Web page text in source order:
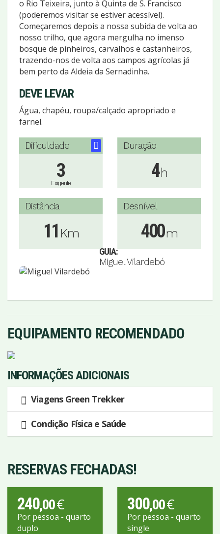
o Rio Teixeira, junto à Quinta de S. Francisco
(poderemos visitar se estiver acessível).
Começaremos depois a nossa subida de volta ao
nosso trilho, que agora mergulha no imenso
bosque de pinheiros, carvalhos e castanheiros,
trazendo-nos de volta aos campos agrícolas já
bem perto da Aldeia da Sernadinha.
DEVE LEVAR
Água, chapéu, roupa/calçado apropriado e
farnel.
Dificuldade
3
Exigente
Duração
4h
Distância
11 Km
Desnível
400m
GUIA:
Miguel Vilardebó
EQUIPAMENTO RECOMENDADO
INFORMAÇÕES ADICIONAIS
Viagens Green Trekker
Condição Física e Saúde
RESERVAS FECHADAS!
240,00€
Por pessoa - quarto
duplo
300,00€
Por pessoa - quarto
single